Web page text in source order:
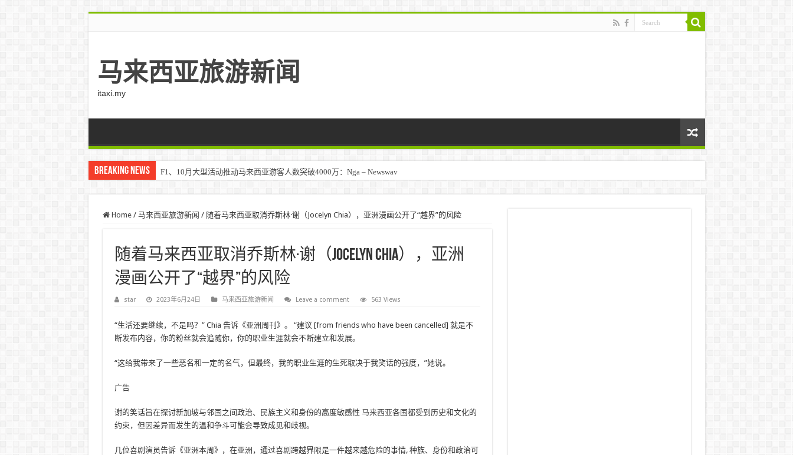
马来西亚旅游新闻
itaxi.my
Breaking News F1、10月大型活动推动马来西亚游客人数突破4000万：Nga – Newswav
Home / 马来西亚旅游新闻 / 随着马来西亚取消乔斯林·谢（Jocelyn Chia），亚洲漫画公开了“越界”的风险
随着马来西亚取消乔斯林·谢（Jocelyn Chia），亚洲
漫画公开了“越界”的风险
star 2023年6月24日 马来西亚旅游新闻 Leave a comment 563 Views
“生活还要继续，不是吗？” Chia 告诉《亚洲周刊》。 “建议 [from friends who have been cancelled] 就是不
断发布内容，你的粉丝就会追随你，你的职业生涯就会不断建立和发展。
“这给我带来了一些恶名和一定的名气，但最终，我的职业生涯的生死取决于我笑话的强度，”她说。
广告
谢的笑话旨在探讨新加坡与邻国之间政治、民族主义和身份的高度敏感性 马来西亚各国都受到历史和文化的
约束，但因差异而发生的温和争斗可能会导致成见和歧视。
几位喜剧演员告诉《亚洲本周》，在亚洲，通过喜剧跨越界限是一件越来越危险的事情,种族、身份和政治可